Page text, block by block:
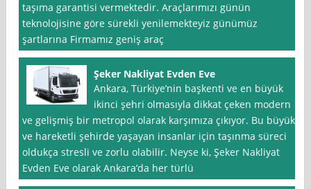
taşıma garantisi vermektedir. Araçlarımızı günün
teknolojisine göre sürekli yenilemekteyiz günümüz
şartlarına Firmamız geniş araç
Şeker Nakliyat Evden Eve
Ankara, Türkiye’nin başkenti ve en büyük
ikinci şehri olmasıyla dikkat çeken modern
ve gelişmiş bir metropol olarak karşımıza çıkıyor. Bu büyük
ve hareketli şehirde yaşayan insanlar için taşınma süreci
oldukça stresli ve zorlu olabilir. Neyse ki, Şeker Nakliyat
Evden Eve olarak Ankara’da her türlü